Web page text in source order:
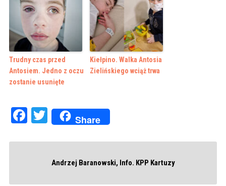
Trudny czas przed
Antosiem. Jedno z oczu
zostanie usunięte
Kiełpino. Walka Antosia
Zielińskiego wciąż trwa
Facebook
Twitter
Share
Andrzej Baranowski, Info. KPP Kartuzy